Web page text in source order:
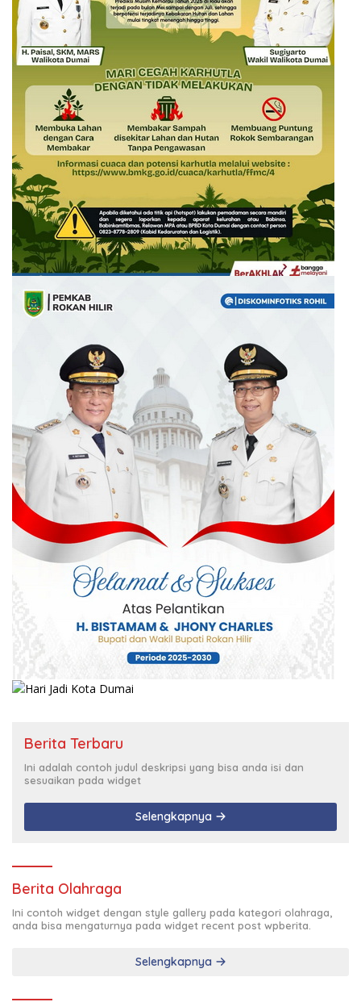
Berita Terbaru
Ini adalah contoh judul deskripsi yang bisa anda isi dan
sesuaikan pada widget
Selengkapnya
Berita Olahraga
Ini contoh widget dengan style gallery pada kategori olahraga,
anda bisa mengaturnya pada widget recent post wpberita.
Selengkapnya